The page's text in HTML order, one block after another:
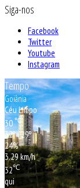
Siga-nos
Facebook
Twitter
Youtube
Instagram
Tempo
Goiânia
Céu Limpo
30℃
32º - 29º
24%
3.29 km/h
32℃
qui